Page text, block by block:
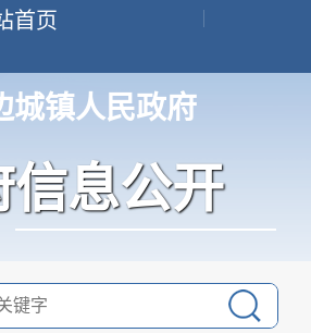
首页
城镇人民政府
信息公开